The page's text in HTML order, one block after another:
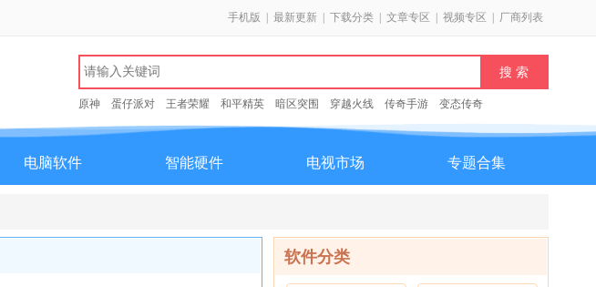
手机版 最新更新 下载分类 文章专区 视频专区 厂商列表
原神 蛋仔派对 王者荣耀 和平精英 暗区突围 穿越火线 传奇手游 变态传奇
电脑软件 智能硬件 电视市场 专题合集
软件分类